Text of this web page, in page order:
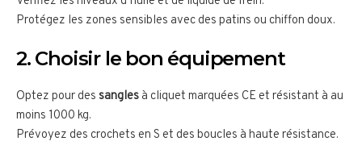
Protégez les zones sensibles avec des patins ou chiffon doux.
2. Choisir le bon équipement
Optez pour des sangles à cliquet marquées CE et résistant à au
moins 1000 kg.
Prévoyez des crochets en S et des boucles à haute résistance.